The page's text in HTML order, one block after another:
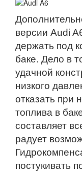
версии Audi
держать под
баке. Дело в
удачной
низкого
отказать при
топлива в
составляет
радует
постукивать